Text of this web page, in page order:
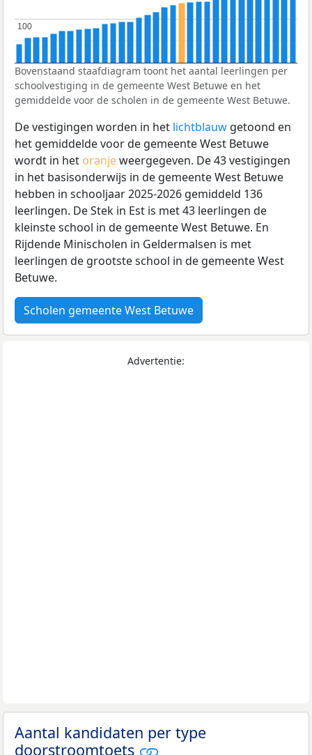
100
100
Bovenstaand staafdiagram toont het aantal leerlingen per
schoolvestiging in de gemeente West Betuwe en het
gemiddelde voor de scholen in de gemeente West Betuwe.
De vestigingen worden in het lichtblauw getoond en
het gemiddelde voor de gemeente West Betuwe
wordt in het oranjeweergegeven. De 43 vestigingen
in het basisonderwijs in de gemeente West Betuwe
hebben in schooljaar 2025-2026 gemiddeld 136
leerlingen. De Stek in Est is met 43 leerlingen de
kleinste school in de gemeente West Betuwe. En
Rijdende Minischolen in Geldermalsen is met
leerlingen de grootste school in de gemeente West
Betuwe.
Scholen gemeente West Betuwe
Advertentie:
Aantal kandidaten per type
doorstroomtoets